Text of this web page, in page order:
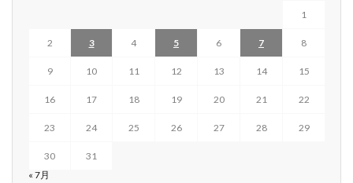
1
2 3 4 5 6 7 8
9 10 11 12 13 14 15
16 17 18 19 20 21 22
23 24 25 26 27 28 29
30
31
« 7月